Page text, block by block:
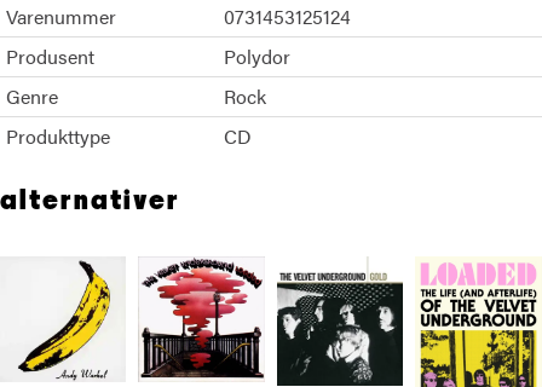
Varenummer
0731453125124
Produsent
Polydor
Genre
Rock
Produkttype
CD
alternativer